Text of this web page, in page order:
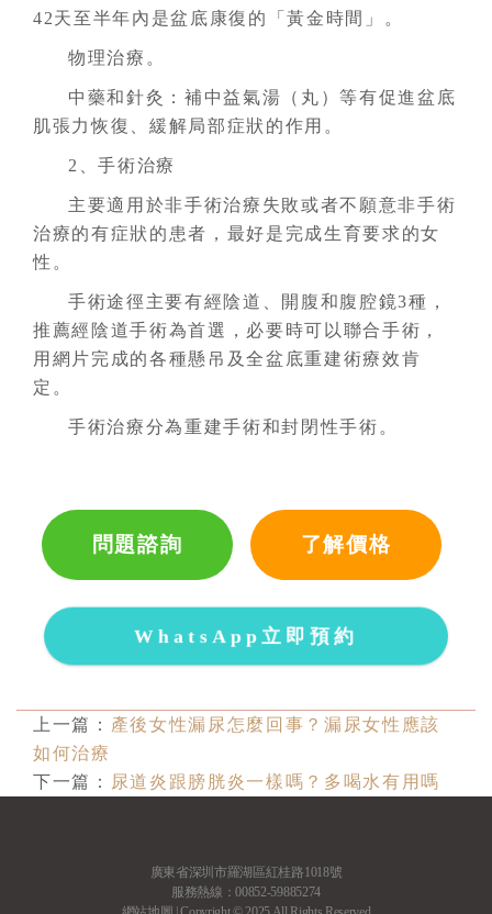
42天至半年內是盆底康復的「黃金時間」。
物理治療。
中藥和針灸：補中益氣湯（丸）等有促進盆底
肌張力恢復、緩解局部症狀的作用。
2、手術治療
主要適用於非手術治療失敗或者不願意非手術
治療的有症狀的患者，最好是完成生育要求的女
性。
手術途徑主要有經陰道、開腹和腹腔鏡3種，
推薦經陰道手術為首選，必要時可以聯合手術，
用網片完成的各種懸吊及全盆底重建術療效肯
定。
手術治療分為重建手術和封閉性手術。
問題諮詢 了解價格
WhatsApp立即預約
上一篇： 產後女性漏尿怎麼回事？漏尿女性應該
如何治療
下一篇：
尿道炎跟膀胱炎一樣嗎？多喝水有用嗎
廣東省深圳市羅湖區紅桂路1018號
服務熱線：00852-59885274